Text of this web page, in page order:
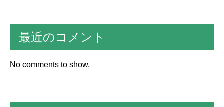
最近のコメント
No comments to show.